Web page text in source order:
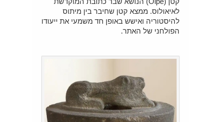
לאיאולוס. ממצא קטן שחיבר בין מיתוס
להיסטוריה ואישש באופן חד משמעי את ייעודו
הפולחני של האתר.